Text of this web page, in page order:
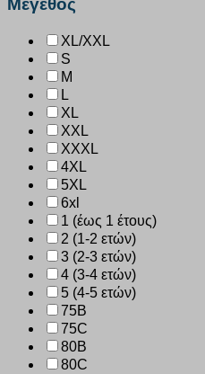
Μέγεθος
XL/XXL
S
M
L
XL
XXL
XXXL
4XL
5XL
6xl
1 (έως 1 έτους)
2 (1-2 ετών)
3 (2-3 ετών)
4 (3-4 ετών)
5 (4-5 ετών)
75B
75C
80B
80C